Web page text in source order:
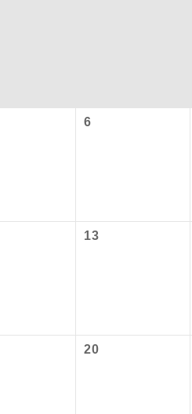
6
13
20
供510円
説明
されている文化遺産や自然遺産